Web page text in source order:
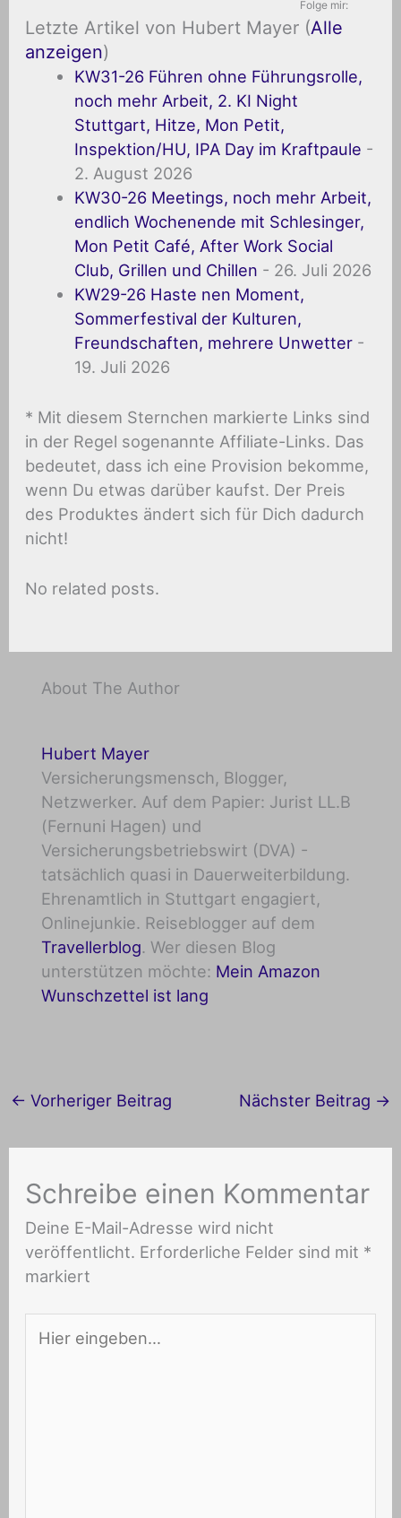
Folge mir:
Letzte Artikel von Hubert Mayer (Alle
anzeigen)
KW31-26 Führen ohne Führungsrolle,
noch mehr Arbeit, 2. KI Night
Stuttgart, Hitze, Mon Petit,
Inspektion/HU, IPA Day im Kraftpaule -
2. August 2026
KW30-26 Meetings, noch mehr Arbeit,
endlich Wochenende mit Schlesinger,
Mon Petit Café, After Work Social
Club, Grillen und Chillen - 26. Juli 2026
KW29-26 Haste nen Moment,
Sommerfestival der Kulturen,
Freundschaften, mehrere Unwetter-
19. Juli 2026
* Mit diesem Sternchen markierte Links sind
in der Regel sogenannte Affiliate-Links. Das
bedeutet, dass ich eine Provision bekomme,
wenn Du etwas darüber kaufst. Der Preis
des Produktes ändert sich für Dich dadurch
nicht!
No related posts.
About The Author
Hubert Mayer
Versicherungsmensch, Blogger,
Netzwerker. Auf dem Papier: Jurist LL.B
(Fernuni Hagen) und
Versicherungsbetriebswirt (DVA) -
tatsächlich quasi in Dauerweiterbildung.
Ehrenamtlich in Stuttgart engagiert,
Onlinejunkie. Reiseblogger auf dem
Travellerblog. Wer diesen Blog
unterstützen möchte: Mein Amazon
Wunschzettel ist lang
← Vorheriger Beitrag Nächster Beitrag →
Schreibe einen Kommentar
Deine E-Mail-Adresse wird nicht
veröffentlicht. Erforderliche Felder sind mit *
markiert
eingeben…